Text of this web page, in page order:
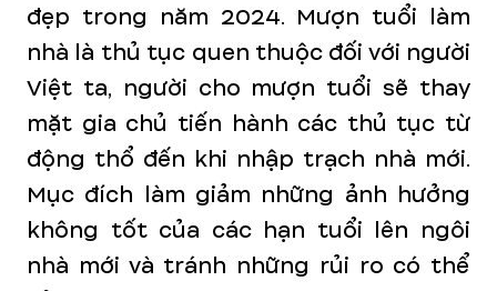
đẹp trong năm 2024. Mượn tuổi làm
nhà là thủ tục quen thuộc đối với người
Việt ta, người cho mượn tuổi sẽ thay
mặt gia chủ tiến hành các thủ tục từ
động thổ đến khi nhập trạch nhà mới.
Mục đích làm giảm những ảnh hưởng
không tốt của các hạn tuổi lên ngôi
nhà mới và tránh những rủi ro có thể